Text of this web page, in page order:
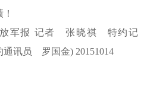
放军报 记者 张晓祺 特约记
员 罗国金) 20151014